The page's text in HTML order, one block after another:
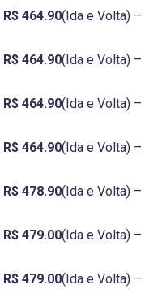
R$ 464.90(Ida e Volta) –
R$ 464.90(Ida e Volta) –
R$ 464.90(Ida e Volta) –
R$ 464.90(Ida e Volta) –
R$ 478.90(Ida e Volta) –
R$ 479.00(Ida e Volta) –
R$ 479.00(Ida e Volta) –